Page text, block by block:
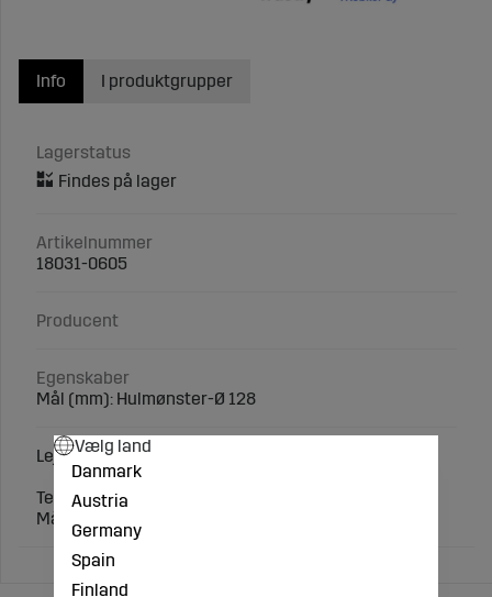
Info
Lagerstatus
Artikelnummer
18031-0605
Producent
Egenskaber
Mål (mm): Hulmønster-Ø 128
Lejeflange med aksel
Teknisk specifikation:
Mål (mm): Hulmønster-Ø 128
I produktgrupper
Vælg land
Danmark
Austria
Germany
Spain
Finland